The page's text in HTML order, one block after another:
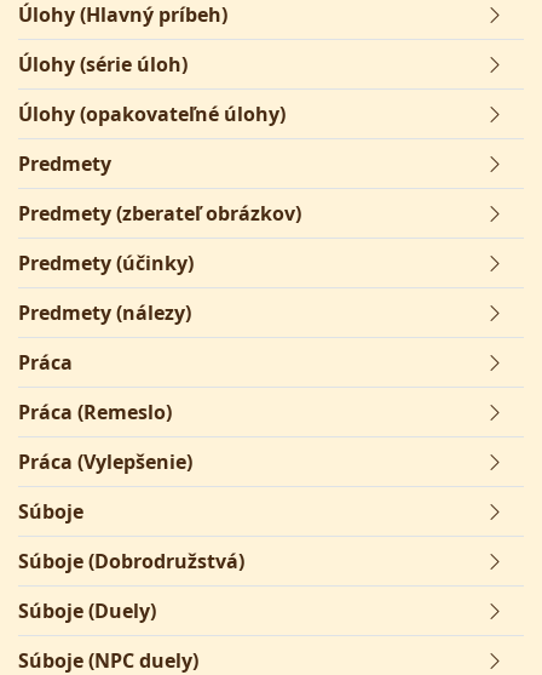
Úlohy (Hlavný príbeh)
Úlohy (série úloh)
Úlohy (opakovateľné úlohy)
Predmety
Predmety (zberateľ obrázkov)
Predmety (účinky)
Predmety (nálezy)
Práca
Práca (Remeslo)
Práca (Vylepšenie)
Súboje
Súboje (Dobrodružstvá)
Súboje (Duely)
Súboje (NPC duely)